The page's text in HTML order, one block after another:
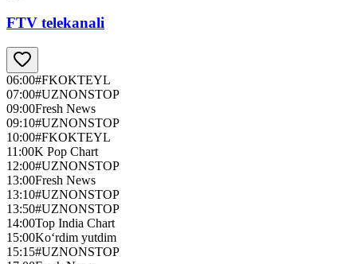
FTV telekanali
06:00#FKOKTEYL
07:00#UZNONSTOP
09:00Fresh News
09:10#UZNONSTOP
10:00#FKOKTEYL
11:00K Pop Chart
12:00#UZNONSTOP
13:00Fresh News
13:10#UZNONSTOP
13:50#UZNONSTOP
14:00Top India Chart
15:00Ko‘rdim yutdim
15:15#UZNONSTOP